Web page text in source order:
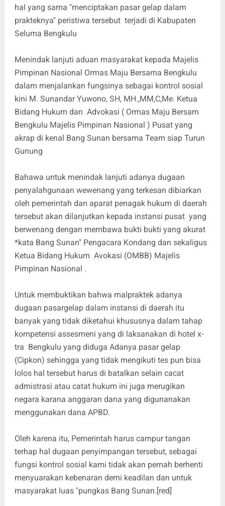
hal yang sama "menciptakan pasar gelap dalam
prakteknya" peristiwa tersebut terjadi di Kabupaten
Seluma Bengkulu
Menindak lanjuti aduan masyarakat kepada Majelis
Pimpinan Nasional Ormas Maju Bersama Bengkulu
dalam menjalankan fungsinya sebagai kontrol sosial
kini M. Sunandar Yuwono, SH, MH.,MM,C,Me. Ketua
Bidang Hukum dan Advokasi ( Ormas Maju Bersam
Bengkulu Majelis Pimpinan Nasional ) Pusat yang
akrap di kenal Bang Sunan bersama Team siap Turun
Gunung
Bahawa untuk menindak lanjuti adanya dugaan
penyalahgunaan wewenang yang terkesan dibiarkan
oleh pemerintah dan aparat penagak hukum di daerah
tersebut akan dilanjutkan kepada instansi pusat yang
berwenang dengan membawa bukti bukti yang akurat
*kata Bang Sunan" Pengacara Kondang dan sekaligus
Ketua Bidang Hukum Avokasi (OMBB) Majelis
Pimpinan Nasional .
Untuk membuktikan bahwa malpraktek adanya
dugaan pasargelap dalam instansi di daerah itu
banyak yang tidak diketahui khususnya dalam tahap
kompetensi assesmeni yang di laksanakan di hotel x-
tra Bengkulu yang diduga Adanya pasar gelap
(Cipkon) sehingga yang tidak mengikuti tes pun bisa
lolos hal tersebut harus di batalkan selain cacat
admistrasi atau catat hukum ini juga merugikan
negara karana anggaran dana yang digunanakan
menggunakan dana APBD.
Oleh karena itu, Pemerintah harus campur tangan
terhap hal dugaan penyimpangan tersebut, sebagai
fungsi kontrol sosial kami tidak akan pernah berhenti
menyuarakan kebenaran demi keadilan dan untuk
masyarakat luas "pungkas Bang Sunan.[red]